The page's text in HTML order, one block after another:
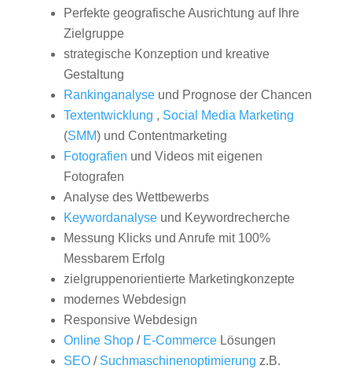
Perfekte geografische Ausrichtung auf Ihre
Zielgruppe
strategische Konzeption und kreative
Gestaltung
Rankinganalyseund Prognose der Chancen
Textentwicklung , Social Media Marketing
(SMM) und Contentmarketing
Fotografien und Videos mit eigenen
Fotografen
Analyse des Wettbewerbs
Keywordanalyseund Keywordrecherche
Messung Klicks und Anrufe mit 100%
Messbarem Erfolg
zielgruppenorientierte Marketingkonzepte
modernes Webdesign
Responsive Webdesign
Online Shop/ E-CommerceLösungen
SEO/ Suchmaschinenoptimierung z.B.